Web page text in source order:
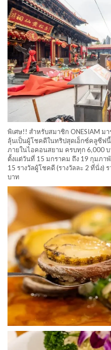
พิเศษ!! สำหรับสมาชิก ONESIAM ม
ลุ้นเป็นผู้โชคดีในทริปสุดเอ็กซ์คลูซีฟนี้
ภายในไอคอนสยาม ครบทุก 6,000
ตั้งแต่วันที่ 15 มกราคม ถึง 19 กุมภา
15 รางวัลผู้โชคดี (รางวัลละ 2 ที่นั่ง)
บาท